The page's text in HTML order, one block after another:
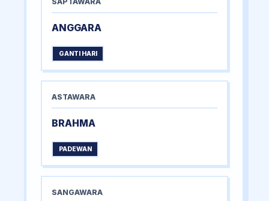
ANGGARA
GANTI HARI
ASTAWARA
BRAHMA
PADEWAN
SANGAWARA